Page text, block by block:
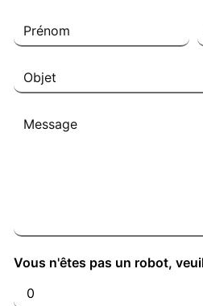
Vous n'êtes pas un robot,